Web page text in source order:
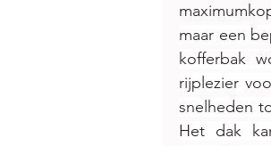
maar een
kofferbak
rijplezier
snelheden
Het dak